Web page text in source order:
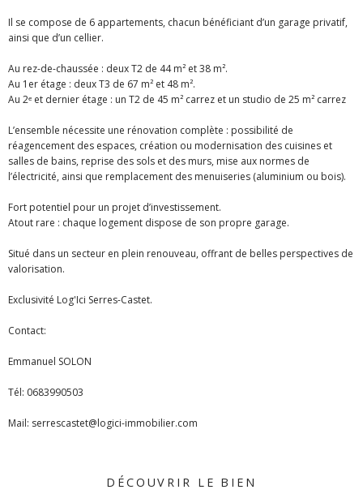
Il se compose de 6 appartements, chacun bénéficiant d’un garage privatif,
ainsi que d’un cellier.
Au rez-de-chaussée : deux T2 de 44 m² et 38 m².
Au 1er étage : deux T3 de 67 m² et 48 m².
Au 2ᵉ et dernier étage : un T2 de 45 m² carrez et un studio de 25 m² carrez
L’ensemble nécessite une rénovation complète : possibilité de
réagencement des espaces, création ou modernisation des cuisines et
salles de bains, reprise des sols et des murs, mise aux normes de
l’électricité, ainsi que remplacement des menuiseries (aluminium ou bois).
Fort potentiel pour un projet d’investissement.
Atout rare : chaque logement dispose de son propre garage.
Situé dans un secteur en plein renouveau, offrant de belles perspectives de
valorisation.
Exclusivité Log'Ici Serres-Castet.
Contact:
Emmanuel SOLON
Tél: 0683990503
Mail: serrescastet@logici-immobilier.com
DÉCOUVRIR LE BIEN